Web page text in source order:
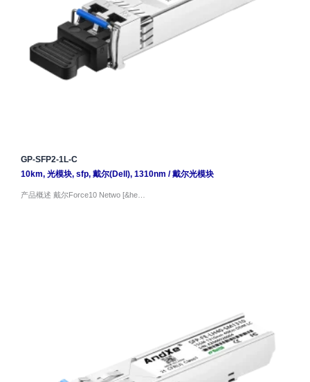
GP-SFP2-1L-C
10km, 光模块, sfp, 戴尔(Dell), 1310nm /戴尔光模块
产品概述 戴尔Force10 Netwo [&he…